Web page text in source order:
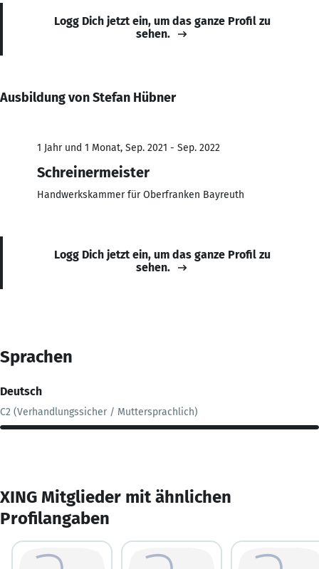
Logg Dich jetzt ein, um das ganze Profil zu
sehen.
Ausbildung von Stefan Hübner
1 Jahr und 1 Monat, Sep. 2021 - Sep. 2022
Schreinermeister
Handwerkskammer für Oberfranken Bayreuth
Logg Dich jetzt ein, um das ganze Profil zu
sehen.
Sprachen
Deutsch
C2 (Verhandlungssicher / Muttersprachlich)
XING Mitglieder mit ähnlichen
Profilangaben